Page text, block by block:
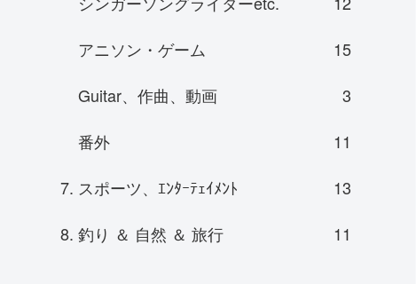
アニソン・ゲーム
15
Guitar、作曲、動画
3
番外
11
7. スポーツ、ｴﾝﾀｰﾃｪｲﾒﾝﾄ
13
8. 釣り ＆ 自然 ＆ 旅行
11